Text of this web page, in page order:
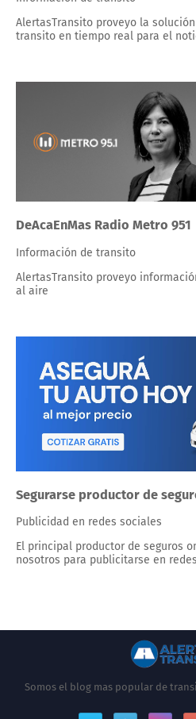
AlertasTransito proveyo la
transito en tiempo real para el
DeAcaEnMas Radio Metro 951
Información de transito
AlertasTransito proveyo
al aire
Segurarse productor de
Publicidad en redes sociales
El principal productor de seguros
nosotros para publicitarse en redes
Somos el blog mas popular de